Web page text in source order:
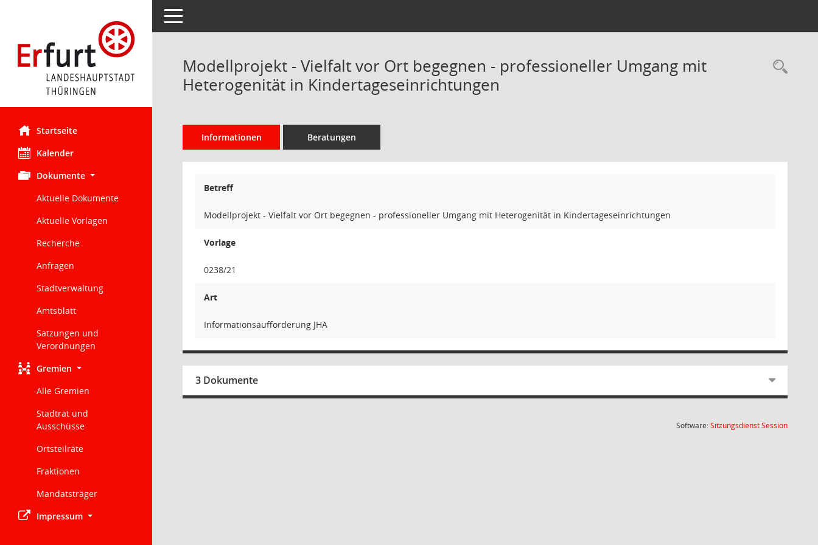
Startseite
Kalender
Dokumente
Aktuelle Dokumente
Aktuelle Vorlagen
Recherche
Anfragen
Stadtverwaltung
Amtsblatt
Satzungen und
Verordnungen
Gremien
Alle Gremien
Stadtrat und
Ausschüsse
Ortsteilräte
Fraktionen
Mandatsträger
Impressum
Toggle navigation
Modellprojekt - Vielfalt vor Ort begegnen - professioneller Umgang mit
Heterogenität in Kindertageseinrichtungen
Informationen Beratungen
Betreff
Modellprojekt - Vielfalt vor Ort begegnen - professioneller Umgang mit Heterogenität in Kindertageseinrichtungen
Vorlage
0238/21
Art
Informationsaufforderung JHA
3 Dokumente
Software:SitzungsdienstSession(Wird in